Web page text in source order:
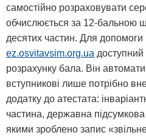
самостійно розраховувати
обчислюється за 12-бальною
десятих частин. Для допомоги
ez.osvitavsim.org.ua доступний
розрахунку бала. Він
вступникові лише потрібно
додатку до атестата:
частина, державна
якими зроблено запис